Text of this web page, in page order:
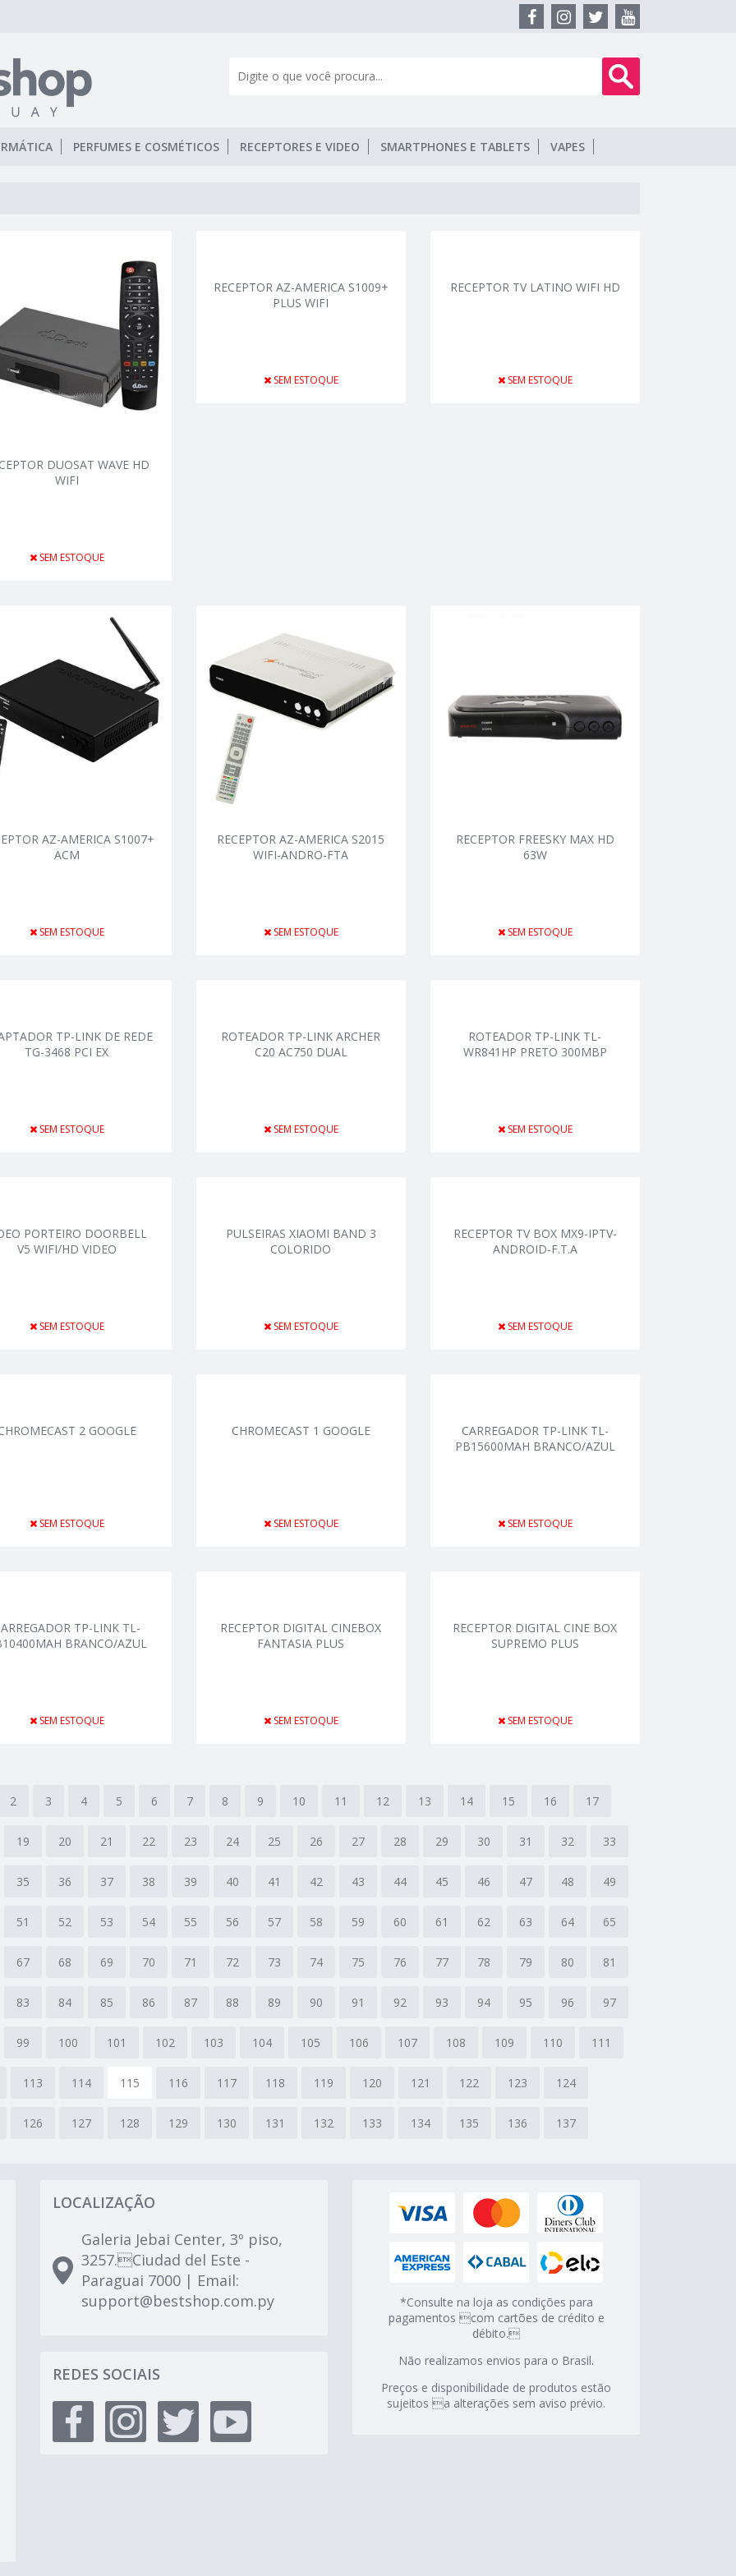
PERFUMES E COSMÉTICOS RECEPTORES E VIDEO SMARTPHONES E TABLETS VAPES
DUOSAT WAVE HD
WIFI
SEM ESTOQUE
RECEPTOR AZ-AMERICA S1009+
PLUS WIFI
SEM ESTOQUE
RECEPTOR TV LATINO WIFI HD
SEM ESTOQUE
AZ-AMERICA S1007+
ACM
SEM ESTOQUE
RECEPTOR AZ-AMERICA S2015
WIFI-ANDRO-FTA
SEM ESTOQUE
RECEPTOR FREESKY MAX HD
63W
SEM ESTOQUE
TP-LINK DE REDE
TG-3468 PCI EX
SEM ESTOQUE
ROTEADOR TP-LINK ARCHER
C20 AC750 DUAL
SEM ESTOQUE
ROTEADOR TP-LINK TL-
WR841HP PRETO 300MBP
SEM ESTOQUE
PORTEIRO DOORBELL
V5 WIFI/HD VIDEO
SEM ESTOQUE
PULSEIRAS XIAOMI BAND 3
COLORIDO
SEM ESTOQUE
RECEPTOR TV BOX MX9-IPTV-
ANDROID-F.T.A
SEM ESTOQUE
2 GOOGLE
SEM ESTOQUE
CHROMECAST 1 GOOGLE
SEM ESTOQUE
CARREGADOR TP-LINK TL-
PB15600MAH BRANCO/AZUL
SEM ESTOQUE
TP-LINK TL-
BRANCO/AZUL
SEM ESTOQUE
RECEPTOR DIGITAL CINEBOX
FANTASIA PLUS
SEM ESTOQUE
RECEPTOR DIGITAL CINE BOX
SUPREMO PLUS
SEM ESTOQUE
2 3 4 5 6 7 8 9 10 11 12 13 14 15 16 17
19 20 21 22 23 24 25 26 27 28 29 30 31 32 33
35 36 37 38 39 40 41 42 43 44 45 46 47 48 49
51 52 53 54 55 56 57 58 59 60 61 62 63 64 65
67 68 69 70 71 72 73 74 75 76 77 78 79 80 81
83 84 85 86 87 88 89 90 91 92 93 94 95 96 97
99 100 101 102 103 104 105 106 107 108 109 110 111
113 114 115 116 117 118 119 120 121 122 123 124
126 127 128 129 130 131 132 133 134 135 136 137
LOCALIZAÇÃO
Galeria Jebai Center, 3º piso,
3257.Ciudad del Este -
Paraguai 7000 | Email:
support@bestshop.com.py
REDES SOCIAIS
*Consulte na loja as condições para
pagamentos com cartões de crédito e
débito.
Não realizamos envios para o Brasil.
Preços e disponibilidade de produtos estão
sujeitos a alterações sem aviso prévio.